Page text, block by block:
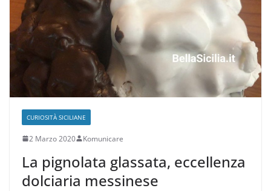
CURIOSITÀ SICILIANE
2 Marzo 2020 Komunicare
La pignolata glassata, eccellenza
dolciaria messinese